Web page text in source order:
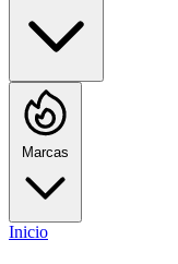
Marcas
Inicio